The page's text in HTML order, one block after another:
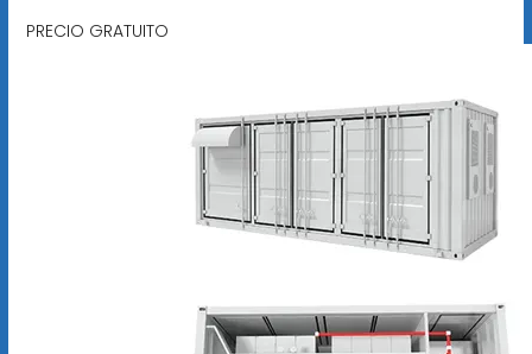
PRECIO GRATUITO